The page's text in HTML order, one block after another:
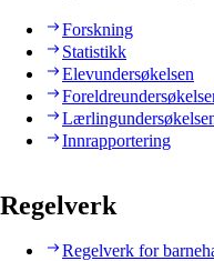
Forskning
Statistikk
Elevundersøkelsen
Innrapportering
Regelverk
Regelverk for